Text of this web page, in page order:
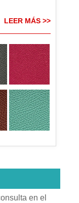
LEER MÁS >>
en el